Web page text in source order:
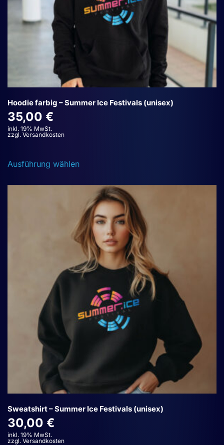
werden
Hoodie farbig – Summer Ice Festivals (unisex)
35,00 €
inkl. 19% MwSt.
zzgl. Versandkosten
Ausführung wählenProdukt
mehrere
Varianten
auf.
Die
Optionen
können
auf
der
Produktseite
gewählt
werden
Sweatshirt – Summer Ice Festivals (unisex)
30,00 €
inkl. 19% MwSt.
zzgl. Versandkosten